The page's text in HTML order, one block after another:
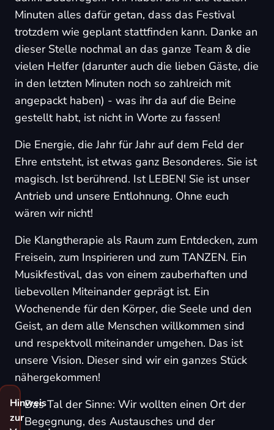
Minuten alles dafür getan, dass das Festival
trotzdem wie geplant stattfinden kann. Danke an
dieser Stelle nochmal an das ganze Team & die
vielen Helfer (darunter auch die lieben Gäste, die
in den letzten Minuten noch so zahlreich mit
angepackt haben) - was ihr da auf die Beine
gestellt habt, ist nicht in Worte zu fassen!
Die Energie, die Jahr für Jahr auf dem Feld der
Ehre entsteht, ist etwas ganz Besonderes. Sie ist
magisch. Ist berührend. Ist LEBEN! Sie ist unser
Antrieb und unsere Entlohnung. Ohne euch
wären wir nicht!
Die Klangtherapie als Raum zum Entdecken, zum
Freisein, zum Inspirieren und zum TANZEN. Ein
Musikfestival, das von einem zauberhaften und
liebevollen Miteinander geprägt ist. Ein
Wochenende für den Körper, die Seele und den
Geist, an dem alle Menschen willkommen sind
und respektvoll miteinander umgehen. Das ist
unsere Vision. Dieser sind wir ein ganzes Stück
nähergekommen!
Das Tal der Sinne: Wir wollten einen Ort der
Begegnung, des Austausches und der
Hinweis
zur